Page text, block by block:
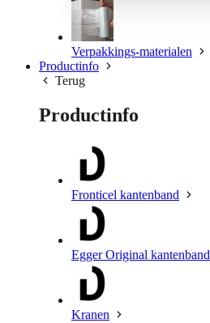
Verpakkings-materialen
Productinfo
Terug
Productinfo
Fronticel kantenband
Egger Original kantenband
Kranen